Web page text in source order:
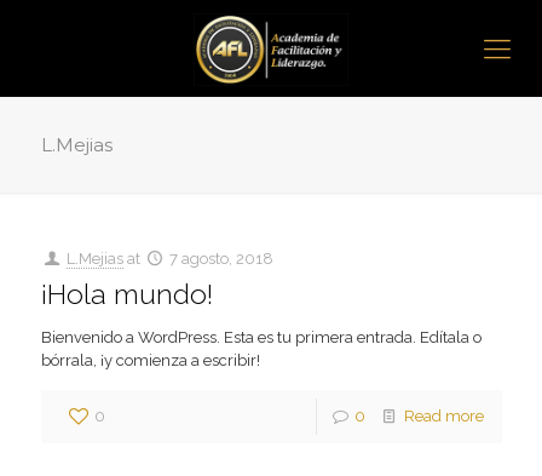
L.Mejias
L.Mejias at 7 agosto, 2018
¡Hola mundo!
Bienvenido a WordPress. Esta es tu primera entrada. Edítala o
bórrala, ¡y comienza a escribir!
0 0 Read more